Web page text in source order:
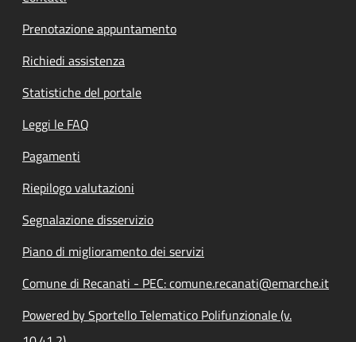
Prenotazione appuntamento
Richiedi assistenza
Statistiche del portale
Leggi le FAQ
Pagamenti
Riepilogo valutazioni
Segnalazione disservizio
Piano di miglioramento dei servizi
Comune di Recanati - PEC: comune.recanati@emarche.it
Powered by Sportello Telematico Polifunzionale (v.